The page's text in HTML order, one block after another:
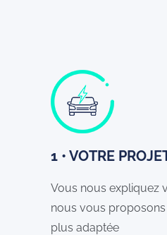
1 • VOTRE
Vous nous expliquez
nous vous
plus adaptée